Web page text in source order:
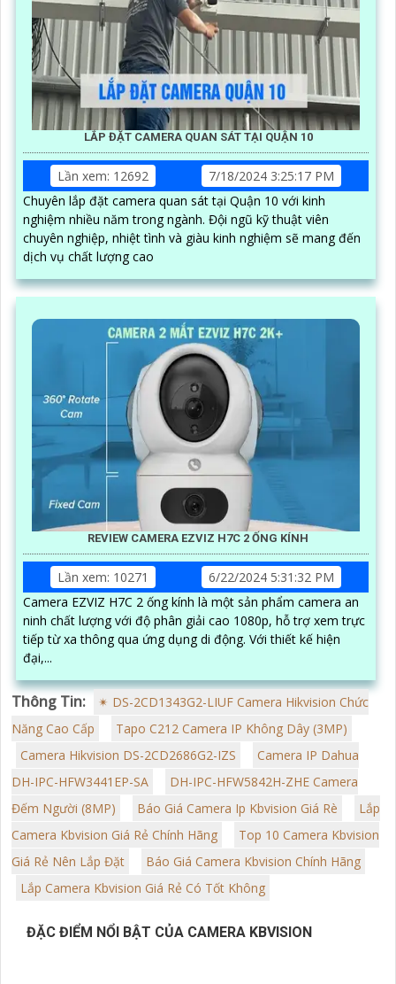
LẮP ĐẶT CAMERA QUAN SÁT TẠI QUẬN 10
Lần xem: 12692
7/18/2024 3:25:17 PM
Chuyên lắp đặt camera quan sát tại Quận 10 với kinh
nghiệm nhiều năm trong ngành. Đội ngũ kỹ thuật viên
chuyên nghiệp, nhiệt tình và giàu kinh nghiệm sẽ mang đến
dịch vụ chất lượng cao
REVIEW CAMERA EZVIZ H7C 2 ỐNG KÍNH
Lần xem: 10271
6/22/2024 5:31:32 PM
Camera EZVIZ H7C 2 ống kính là một sản phẩm camera an
ninh chất lượng với độ phân giải cao 1080p, hỗ trợ xem trực
tiếp từ xa thông qua ứng dụng di động. Với thiết kế hiện
đại,...
Thông Tin:
✴ DS-2CD1343G2-LIUF Camera Hikvision Chức
Năng Cao Cấp
Tapo C212 Camera IP Không Dây (3MP)
Camera Hikvision DS-2CD2686G2-IZS
Camera IP Dahua
DH-IPC-HFW3441EP-SA
DH-IPC-HFW5842H-ZHE Camera
Đếm Người (8MP)
Báo Giá Camera Ip Kbvision Giá Rè
Lắp
Camera Kbvision Giá Rẻ Chính Hãng
Top 10 Camera Kbvision
Giá Rẻ Nên Lắp Đặt
Báo Giá Camera Kbvision Chính Hãng
Lắp Camera Kbvision Giá Rẻ Có Tốt Không
ĐẶC ĐIỂM NỔI BẬT CỦA CAMERA KBVISION